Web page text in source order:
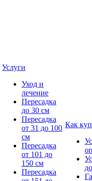
Услуги
Уход и
лечение
Пересадка
до 30 см
Пересадка
от 31 до 100
см
Пересадка
от 101 до
150 см
Пересадка
Как